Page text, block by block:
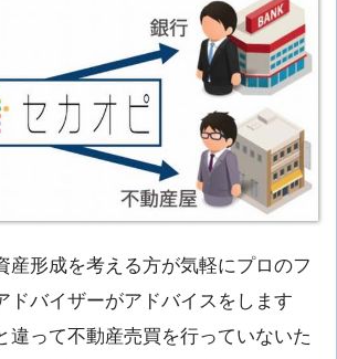
産形成を考える方が気軽にプロのフ
ドバイザーがアドバイスをします
違って不動産売買を行っていないた